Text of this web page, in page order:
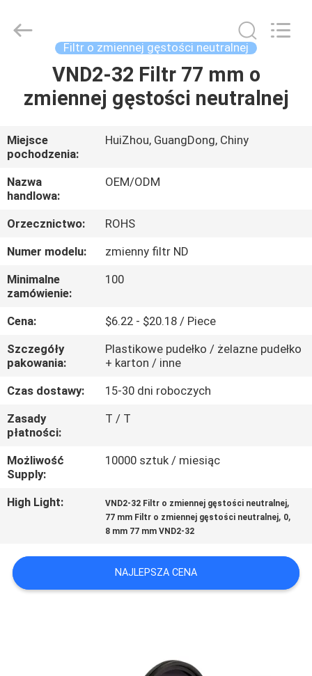
O
NAS
WYCIECZKA
PO
FABRYCE
KONTROLA
JAKOŚCI
SKONTAKTUJ
SIĘ
Z
NAMI
POPROSIĆ
WYCENĘ
SITEMAP
Technology
Ltd..
Filtr o zmiennej gęstości neutralnej
VND2-32 Filtr 77 mm o
zmiennej gęstości neutralnej
Miejsce
pochodzenia:
HuiZhou, GuangDong, Chiny
Nazwa
handlowa:
OEM/ODM
Orzecznictwo:
ROHS
Numer modelu:
zmienny filtr ND
Minimalne
zamówienie:
100
Cena:
$6.22 - $20.18 / Piece
Szczegóły
pakowania:
Plastikowe pudełko / żelazne pudełko
+ karton / inne
Czas dostawy:
15-30 dni roboczych
Zasady
płatności:
T / T
Możliwość
Supply:
10000 sztuk / miesiąc
High Light: VND2-32 Filtr o zmiennej gęstości neutralnej,
77 mm Filtr o zmiennej gęstości neutralnej, 0,
8 mm 77 mm VND2-32
NAJLEPSZA CENA